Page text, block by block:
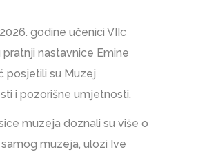
godine učenici VIIc
pratnji nastavnice Emine
posjetili su Muzej
i pozorišne umjetnosti.
muzeja doznali su više o
muzeja, ulozi Ive